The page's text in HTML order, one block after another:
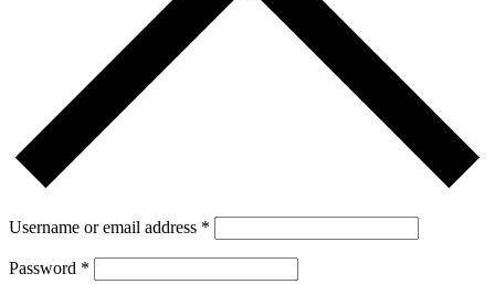
Username or email address *
Password *